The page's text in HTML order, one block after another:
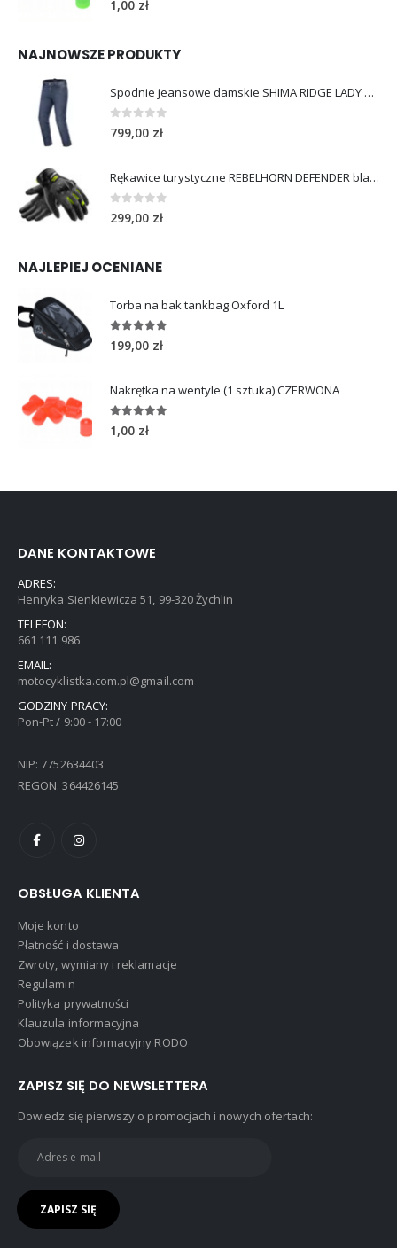
1,00 zł
NAJNOWSZE PRODUKTY
Spodnie jeansowe damskie SHIMA RIDGE LADY blue
0out of 5
799,00 zł
Rękawice turystyczne REBELHORN DEFENDER black yellow fluo
0 out of 5
299,00 zł
NAJLEPIEJ OCENIANE
Torba na bak tankbag Oxford 1L
5.00out of 5
199,00 zł
Nakrętka na wentyle (1 sztuka) CZERWONA
5.00 out of 5
1,00 zł
DANE KONTAKTOWE
ADRES:
Henryka Sienkiewicza 51, 99-320 Żychlin
TELEFON:
661 111 986
EMAIL:
motocyklistka.com.pl@gmail.com
GODZINY PRACY:
Pon-Pt / 9:00 - 17:00
NIP: 7752634403
REGON: 364426145
OBSŁUGA KLIENTA
Moje konto
Płatność i dostawa
Zwroty, wymiany i reklamacje
Regulamin
Polityka prywatności
Klauzula informacyjna
Obowiązek informacyjny RODO
ZAPISZ SIĘ DO NEWSLETTERA
Dowiedz się pierwszy o promocjach i nowych ofertach: